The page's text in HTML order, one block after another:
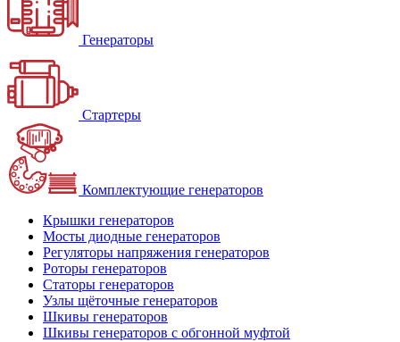
Генераторы
Стартеры
Комплектующие генераторов
Крышки генераторов
Мосты диодные генераторов
Регуляторы напряжения генераторов
Роторы генераторов
Статоры генераторов
Узлы щёточные генераторов
Шкивы генераторов
Шкивы генераторов с обгонной муфтой